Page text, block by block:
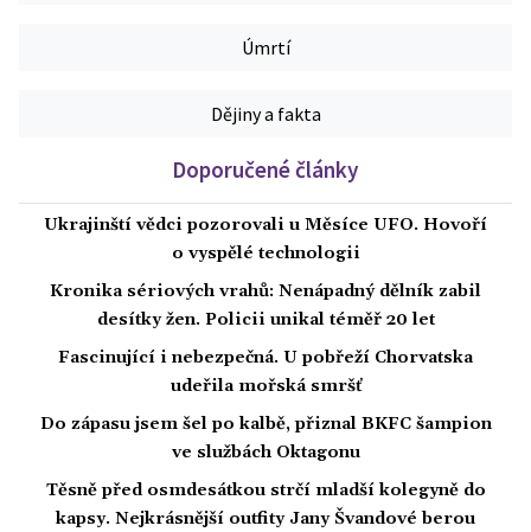
Úmrtí
Dějiny a fakta
Doporučené články
Ukrajinští vědci pozorovali u Měsíce UFO. Hovoří
o vyspělé technologii
Kronika sériových vrahů: Nenápadný dělník zabil
desítky žen. Policii unikal téměř 20 let
Fascinující i nebezpečná. U pobřeží Chorvatska
udeřila mořská smršť
Do zápasu jsem šel po kalbě, přiznal BKFC šampion
ve službách Oktagonu
Těsně před osmdesátkou strčí mladší kolegyně do
kapsy. Nejkrásnější outfity Jany Švandové berou